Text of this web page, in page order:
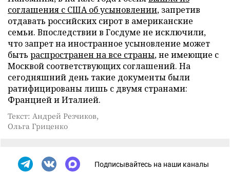
соглашения с США об усыновлении, запретив
отдавать российских сирот в американские
семьи. Впоследствии в Госдуме не исключили,
что запрет на иностранное усыновление может
быть распространен на все страны, не имеющие с
Москвой соответствующих соглашений. На
сегодняшний день такие документы были
ратифицированы лишь с двумя странами:
Францией и Италией.
Текст: Андрей Резчиков,
Ольга Гриценко
Подписывайтесь на наши каналы